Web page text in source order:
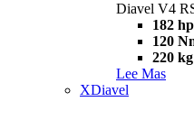
Diavel V4
182 hp
120
220 kg
Lee Mas
XDiavel